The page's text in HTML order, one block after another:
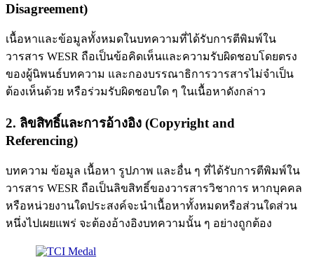
Disagreement)
เนื้อหาและข้อมูลทั้งหมดในบทความที่ได้รับการตีพิมพ์ใน
วารสาร WESR ถือเป็นข้อคิดเห็นและความรับผิดชอบโดยตรง
ของผู้นิพนธ์บทความ และกองบรรณาธิการวารสารไม่จำเป็น
ต้องเห็นด้วย หรือร่วมรับผิดชอบใด ๆ ในเนื้อหาดังกล่าว
2. ลิขสิทธิ์และการอ้างอิง (Copyright and
Referencing)
บทความ ข้อมูล เนื้อหา รูปภาพ และอื่น ๆ ที่ได้รับการตีพิมพ์ใน
วารสาร WESR ถือเป็นลิขสิทธิ์ของวารสารวิชาการ หากบุคคล
หรือหน่วยงานใดประสงค์จะนำเนื้อหาทั้งหมดหรือส่วนใดส่วน
หนึ่งไปเผยแพร่ จะต้องอ้างอิงบทความนั้น ๆ อย่างถูกต้อง